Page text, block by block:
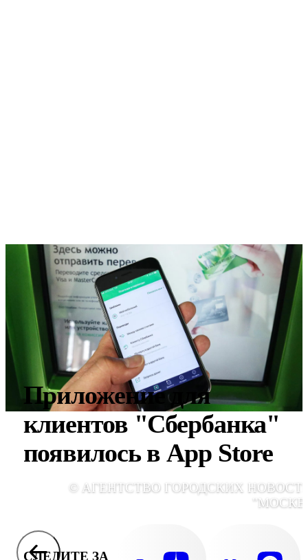
Приложение для
клиентов "Сбербанка"
появилось в App Store
© АГЕНТСТВО ГОРОДСКИХ
СЛЕДИТЕ ЗА